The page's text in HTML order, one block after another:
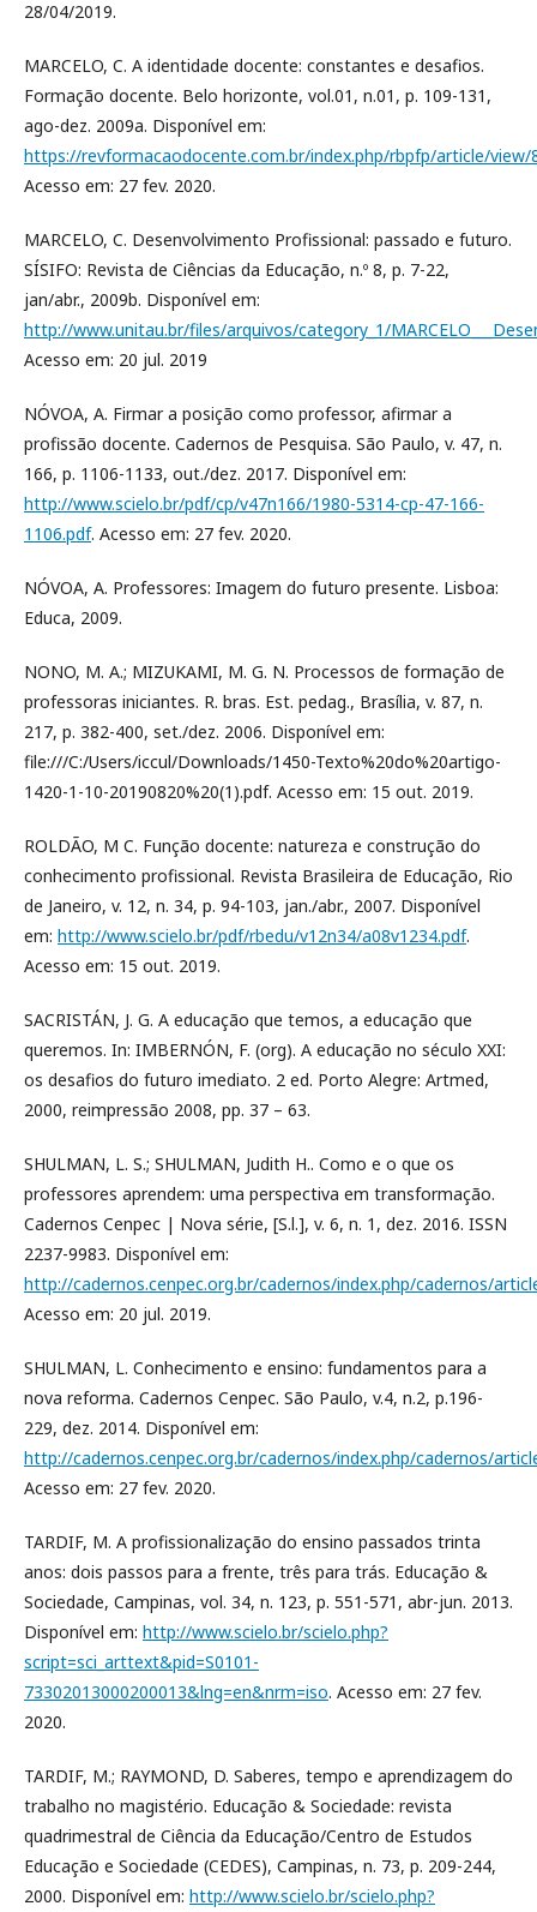
28/04/2019.
MARCELO, C. A identidade docente: constantes e desafios.
Formação docente. Belo horizonte, vol.01, n.01, p. 109-131,
ago-dez. 2009a. Disponível em:
https://revformacaodocente.com.br/index.php/rbpfp/article/view/
Acesso em: 27 fev. 2020.
MARCELO, C. Desenvolvimento Profissional: passado e futuro.
SÍSIFO: Revista de Ciências da Educação, n.º 8, p. 7-22,
jan/abr., 2009b. Disponível em:
http://www.unitau.br/files/arquivos/category_1/
Acesso em: 20 jul. 2019
NÓVOA, A. Firmar a posição como professor, afirmar a
profissão docente. Cadernos de Pesquisa. São Paulo, v. 47, n.
166, p. 1106-1133, out./dez. 2017. Disponível em:
http://www.scielo.br/pdf/cp/v47n166/1980-5314-cp-47-166-
1106.pdf. Acesso em: 27 fev. 2020.
NÓVOA, A. Professores: Imagem do futuro presente. Lisboa:
Educa, 2009.
NONO, M. A.; MIZUKAMI, M. G. N. Processos de formação de
professoras iniciantes. R. bras. Est. pedag., Brasília, v. 87, n.
217, p. 382-400, set./dez. 2006. Disponível em:
file:///C:/Users/iccul/Downloads/1450-Texto%20do%20artigo-
1420-1-10-20190820%20(1).pdf. Acesso em: 15 out. 2019.
ROLDÃO, M C. Função docente: natureza e construção do
conhecimento profissional. Revista Brasileira de Educação, Rio
de Janeiro, v. 12, n. 34, p. 94-103, jan./abr., 2007. Disponível
em: http://www.scielo.br/pdf/rbedu/v12n34/a08v1234.pdf.
Acesso em: 15 out. 2019.
SACRISTÁN, J. G. A educação que temos, a educação que
queremos. In: IMBERNÓN, F. (org). A educação no século XXI:
os desafios do futuro imediato. 2 ed. Porto Alegre: Artmed,
2000, reimpressão 2008, pp. 37 – 63.
SHULMAN, L. S.; SHULMAN, Judith H.. Como e o que os
professores aprendem: uma perspectiva em transformação.
Cadernos Cenpec | Nova série, [S.l.], v. 6, n. 1, dez. 2016. ISSN
2237-9983. Disponível em:
http://cadernos.cenpec.org.br/cadernos/index.php/cadernos/
Acesso em: 20 jul. 2019.
SHULMAN, L. Conhecimento e ensino: fundamentos para a
nova reforma. Cadernos Cenpec. São Paulo, v.4, n.2, p.196-
229, dez. 2014. Disponível em:
http://cadernos.cenpec.org.br/cadernos/index.php/cadernos/
Acesso em: 27 fev. 2020.
TARDIF, M. A profissionalização do ensino passados trinta
anos: dois passos para a frente, três para trás. Educação &
Sociedade, Campinas, vol. 34, n. 123, p. 551-571, abr-jun. 2013.
Disponível em: http://www.scielo.br/scielo.php?
script=sci_arttext&pid=S0101-
73302013000200013&lng=en&nrm=iso. Acesso em: 27 fev.
2020.
TARDIF, M.; RAYMOND, D. Saberes, tempo e aprendizagem do
trabalho no magistério. Educação & Sociedade: revista
quadrimestral de Ciência da Educação/Centro de Estudos
Educação e Sociedade (CEDES), Campinas, n. 73, p. 209-244,
2000. Disponível em: http://www.scielo.br/scielo.php?